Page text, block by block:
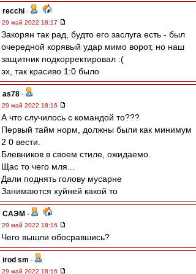
recchi -
29 май 2022 18:17
Закорян так рад, будто его заслуга есть - был
очередной корявый удар мимо ворот, но наш
защитник подкорректировал :(
эх, так красиво 1:0 было
as78 -
29 май 2022 18:16
А что случилось с командой то???
Первый тайм норм, должны были как минимум
2 0 вести.
Блевников в своем стиле, ожидаемо.
Щас то чего мля...
Дали поднять голову мусарне
Занимаются хуйней какой то
САЭМ -
29 май 2022 18:16
Чего вышли обосравшись?
irod sm -
29 май 2022 18:16